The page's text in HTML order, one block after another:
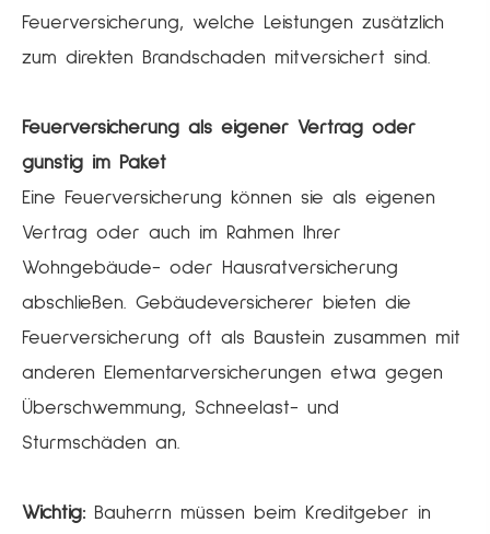
Feuerversicherung, welche Leistungen zusätzlich
zum direkten Brandschaden mitversichert sind.
Feuerversicherung als eigener Vertrag oder
günstig im Paket
Eine Feuerversicherung können sie als eigenen
Vertrag oder auch im Rahmen Ihrer
Wohngebäude- oder Haus­rat­ver­si­che­rung
abschließen. Gebäudeversicherer bieten die
Feuerversicherung oft als Baustein zusammen mit
anderen Elementarversicherungen etwa gegen
Überschwemmung, Schneelast- und
Sturmschäden an.
Wichtig: Bauherrn müssen beim Kreditgeber in